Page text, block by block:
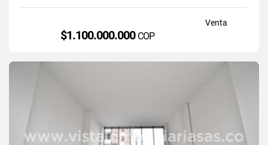
Venta
$1.100.000.000 COP